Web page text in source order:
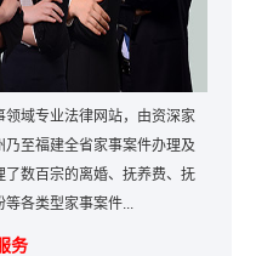
域专业法律网站，由资深家
至福建全省家事案件办理及
数百宗的离婚、抚养费、抚
各类型家事案件...
务